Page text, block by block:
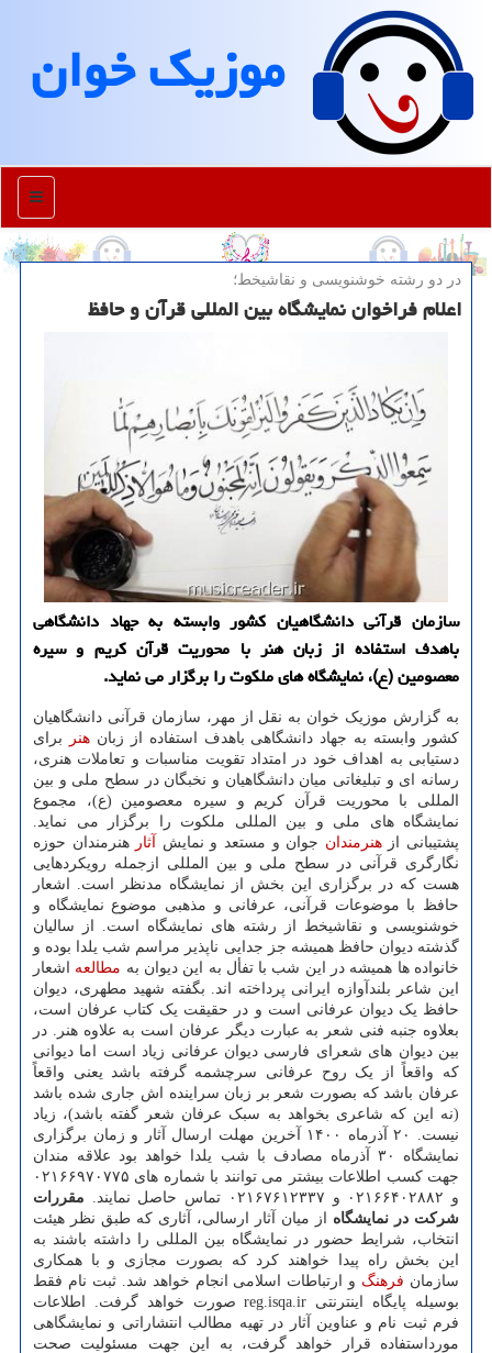
موزیك خوان
منو
در دو رشته خوشنویسی و نقاشیخط؛
اعلام فراخوان نمایشگاه بین المللی قرآن و حافظ
سازمان قرآنی دانشگاهیان کشور وابسته به جهاد دانشگاهی
باهدف استفاده از زبان هنر با محوریت قرآن کریم و سیره
معصومین (ع)، نمایشگاه های ملکوت را برگزار می نماید.
به گزارش موزیک خوان به نقل از مهر، سازمان قرآنی دانشگاهیان
کشور وابسته به جهاد دانشگاهی باهدف استفاده از زبانهنر
برای
دستیابی به اهداف خود در امتداد تقویت مناسبات و تعاملات هنری،
رسانه ای و تبلیغاتی میان دانشگاهیان و نخبگان در سطح ملی و بین
المللی با محوریت قرآن کریم و سیره معصومین (ع)، مجموع
نمایشگاه های ملی و بین المللی ملکوت را برگزار می نماید.
پشتیبانی ازهنرمندان جوان و مستعد و نمایش آثار هنرمندان حوزه
نگارگری قرآنی در سطح ملی و بین المللی ازجمله رویکردهایی
هست که در برگزاری این بخش از نمایشگاه مدنظر است. اشعار
حافظ با موضوعات قرآنی، عرفانی و مذهبی موضوع نمایشگاه و
خوشنویسی و نقاشیخط از رشته های نمایشگاه است. از سالیان
گذشته دیوان حافظ همیشه جز جدایی ناپذیر مراسم شب یلدا بوده و
خانواده ها همیشه در این شب با تفأل به این دیوان به مطالعه اشعار
این شاعر بلندآوازه ایرانی پرداخته اند. بگفته شهید مطهری، دیوان
حافظ یک دیوان عرفانی است و در حقیقت یک کتاب عرفان است،
بعلاوه جنبه فنی شعر به عبارت دیگر عرفان است به علاوه هنر. در
بین دیوان های شعرای فارسی دیوان عرفانی زیاد است اما دیوانی
که واقعاً از یک روح عرفانی سرچشمه گرفته باشد یعنی واقعاً
عرفان باشد که بصورت شعر بر زبان سراینده اش جاری شده باشد
(نه این که شاعری بخواهد به سبک عرفان شعر گفته باشد)، زیاد
نیست. ۲۰ آذرماه ۱۴۰۰ آخرین مهلت ارسال آثار و زمان برگزاری
نمایشگاه ۳۰ آذرماه مصادف با شب یلدا خواهد بود علاقه مندان
جهت کسب اطلاعات بیشتر می توانند با شماره های ۰۲۱۶۶۹۷۰۷۷۵
و ۰۲۱۶۶۴۰۲۸۸۲ و ۰۲۱۶۷۶۱۲۳۳۷ تماس حاصل نمایند.
مقررات
شرکت در نمایشگاه از میان آثار ارسالی، آثاری که طبق نظر هیئت
انتخاب، شرایط حضور در نمایشگاه بین المللی را داشته باشند به
این بخش راه پیدا خواهند کرد که بصورت مجازی و با همکاری
سازمان فرهنگ و ارتباطات اسلامی انجام خواهد شد. ثبت نام فقط
بوسیله پایگاه اینترنتی reg.isqa.ir صورت خواهد گرفت. اطلاعات
فرم ثبت نام و عناوین آثار در تهیه مطالب انتشاراتی و نمایشگاهی
مورداستفاده قرار خواهد گرفت، به این جهت مسئولیت صحت